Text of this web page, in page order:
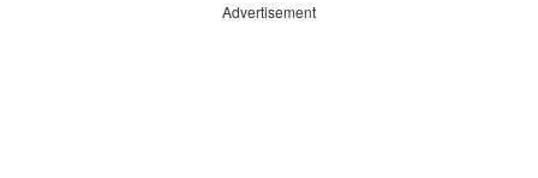
Advertisement